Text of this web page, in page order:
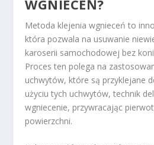
WGNIECEŃ?
Metoda klejenia wgnieceń to
która pozwala na usuwanie
karoserii samochodowej bez
Proces ten polega na
uchwytów, które są przyklejane
użyciu tych uchwytów, technik
wgniecenie, przywracając
powierzchni.